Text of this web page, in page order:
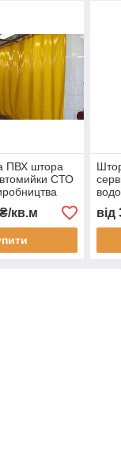
ПВХ штора
СТО
теплозахисна
кв.м від